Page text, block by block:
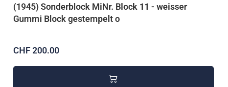
(1945) Sonderblock MiNr. Block 11 - weisser
Gummi Block gestempelt o
CHF 200.00